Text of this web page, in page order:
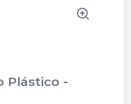
Plástico -